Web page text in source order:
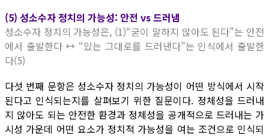
(5) 성소수자 정치의 가능성: 안전 vs 드러냄
성소수자 정치의 가능성은, (1)“굳이 말하지 않아도 된다”는 안전
에서 출발한다 ↔ “있는 그대로를 드러낸다”는 인식에서 출발한
다(5)
다섯 번째 문항은 성소수자 정치의 가능성이 어떤 방식에서 시작
된다고 인식되는지를 살펴보기 위한 질문이다. 정체성을 드러내
지 않아도 되는 안전한 환경과 정체성을 공개적으로 드러내는 가
시성 가운데 어떤 요소가 정치적 가능성을 여는 조건으로 인식되